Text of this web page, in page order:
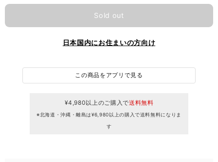
Sold out
日本国内にお住まいの方向け
この商品をアプリで見る
¥4,980以上のご購入で送料無料
※北海道・沖縄・離島は¥6,980以上の購入で送料無料になりま
す